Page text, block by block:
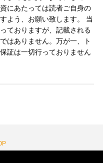
にあたっては読者ご自身の
よう、お願い致します。 当
ておりますが、記載される
はありません。万が一、ト
証は一切行っておりません